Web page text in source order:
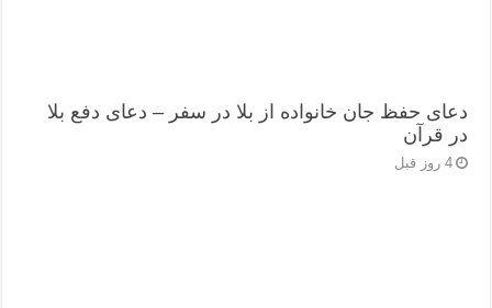
دعای حفظ جان خانواده از بلا در سفر – دعای دفع بلا
در قرآن
4 روز قبل